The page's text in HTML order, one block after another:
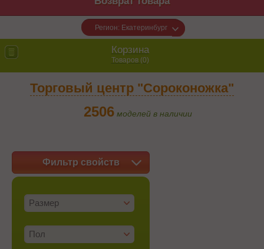
Регион: Екатеринбург
Корзина
Товаров (0)
Торговый центр "Сороконожка"
2506 моделей в наличии
Фильтр свойств
Размер
Пол